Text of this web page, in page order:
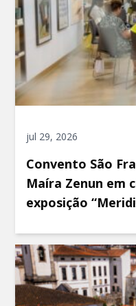
jul 29, 2026
Convento São
Maíra Zenun em
exposição